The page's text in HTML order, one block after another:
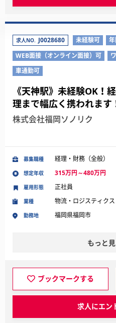
求人NO. J0028680 未経験可
WEB面接（オンライン面接）可
車通勤可
《天神駅》未経験OK！
理まで幅広く携われます
株式会社福岡ソノリク
募集職種 経理・財務（全般）
想定年収 315万円～480万円
業種 物流・ロジスティクス
勤務地 福岡県福岡市
雇用形態 正社員
もっと
ブックマークする
求人にエン